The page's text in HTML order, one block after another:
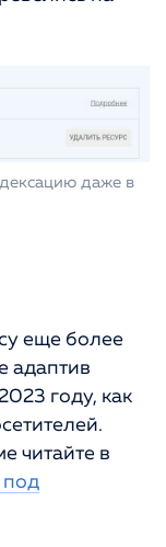
даже в
еще более
адаптив
году, как
читайте в
под